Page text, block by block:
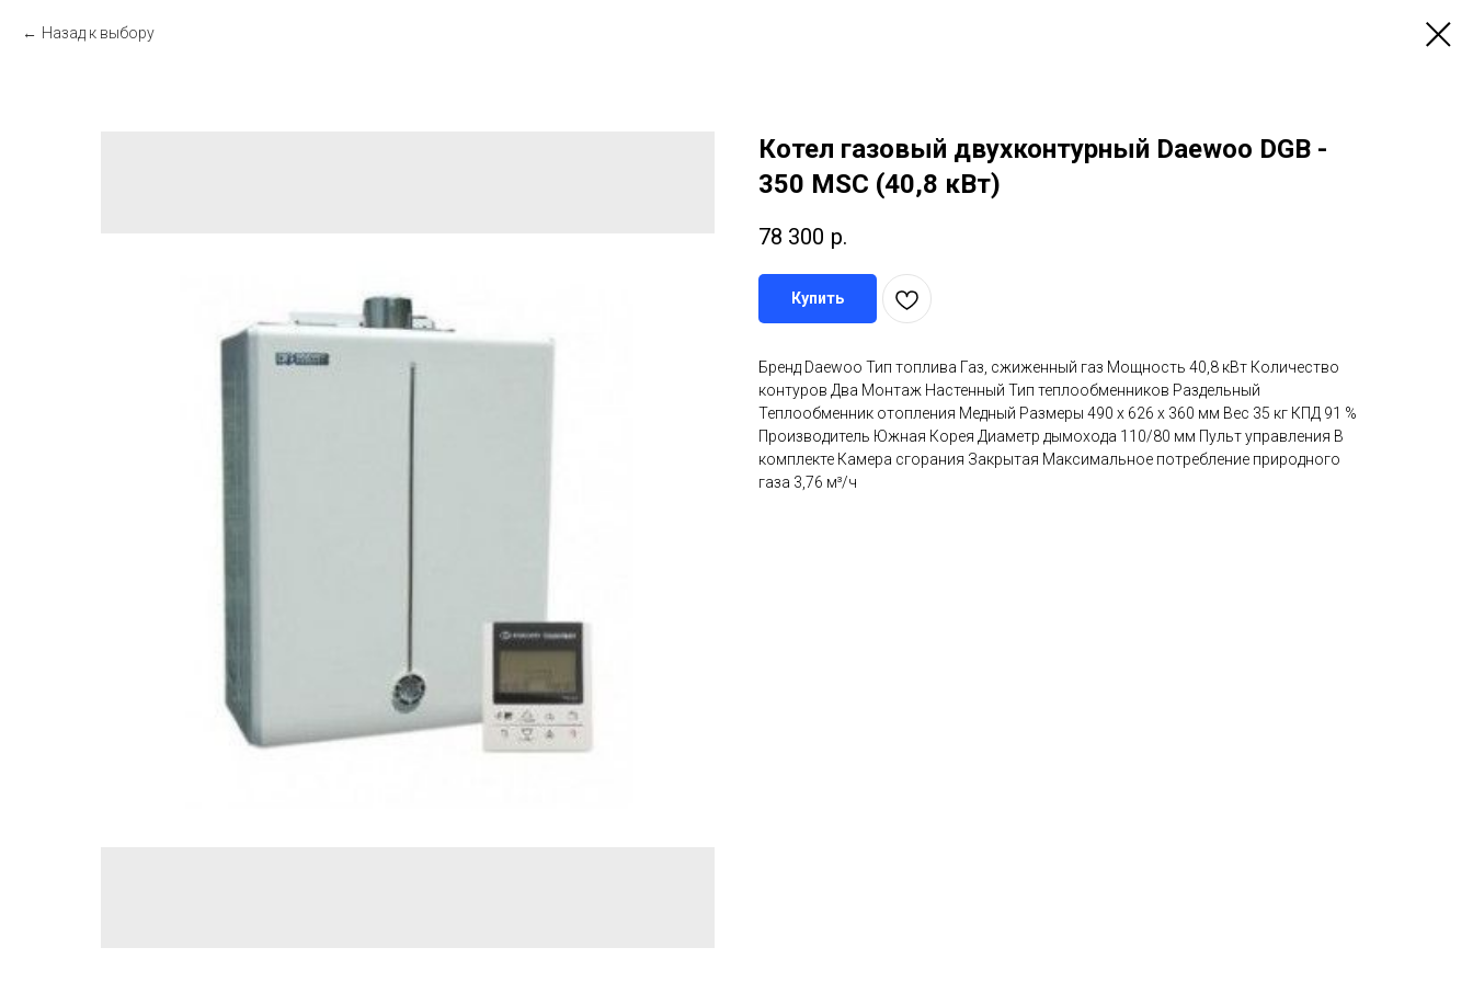
Назад к выбору
Котел газовый двухконтурный Daewoo DGB -
350 MSC (40,8 кВт)
78 300 р.
Купить
Бренд Daewoo Тип топлива Газ, сжиженный газ Мощность 40,8 кВт Количество
контуров Два Монтаж Настенный Тип теплообменников Раздельный
Теплообменник отопления Медный Размеры 490 x 626 x 360 мм Вес 35 кг КПД 91 %
Производитель Южная Корея Диаметр дымохода 110/80 мм Пульт управления В
комплекте Камера сгорания Закрытая Максимальное потребление природного
газа 3,76 м³/ч